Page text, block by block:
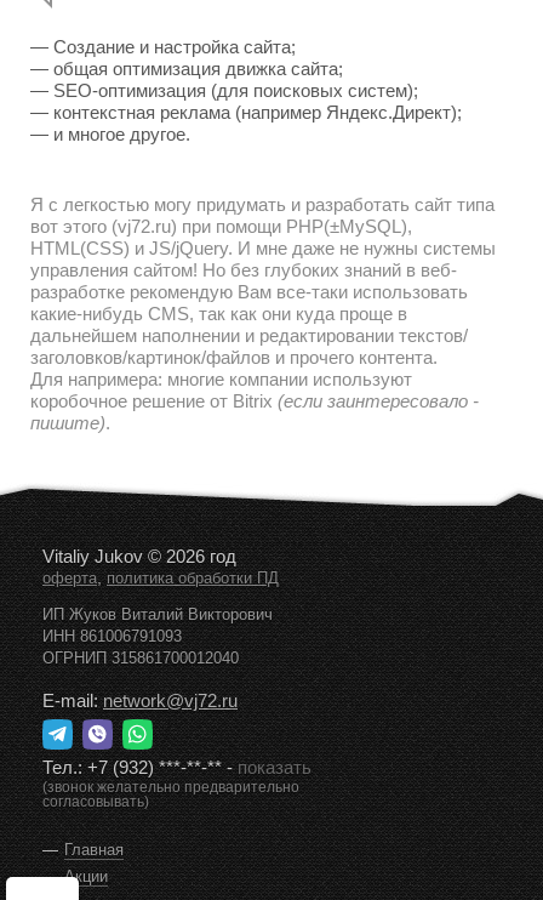
— Создание и настройка сайта;
— общая оптимизация движка сайта;
— SEO-оптимизация (для поисковых систем);
— контекстная реклама (например Яндекс.Директ);
— и многое другое.
Я с легкостью могу придумать и разработать сайт типа
вот этого (vj72.ru) при помощи PHP(±MySQL),
HTML(CSS) и JS/jQuery. И мне даже не нужны системы
управления сайтом! Но без глубоких знаний в веб-
разработке рекомендую Вам все-таки использовать
какие-нибудь CMS, так как они куда проще в
дальнейшем наполнении и редактировании текстов/
заголовков/картинок/файлов и прочего контента.
Для напримера: многие компании используют
коробочное решение от Bitrix (если заинтересовало -
пишите).
Vitaliy Jukov © 2026 год
оферта,политика обработки ПД
ИП Жуков Виталий Викторович
ИНН 861006791093
ОГРНИП 315861700012040
E-mail:network@vj72.ru
Тел.:+7 (932) ***-**-**-показать
(звонок желательно предварительно
согласовывать)
Главная
Акции